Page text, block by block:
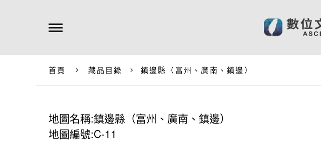
首頁 藏品目錄 鎮邊縣（富州、廣南、鎮邊）
地圖名稱:鎮邊縣（富州、廣南、鎮邊）
地圖編號:C-11